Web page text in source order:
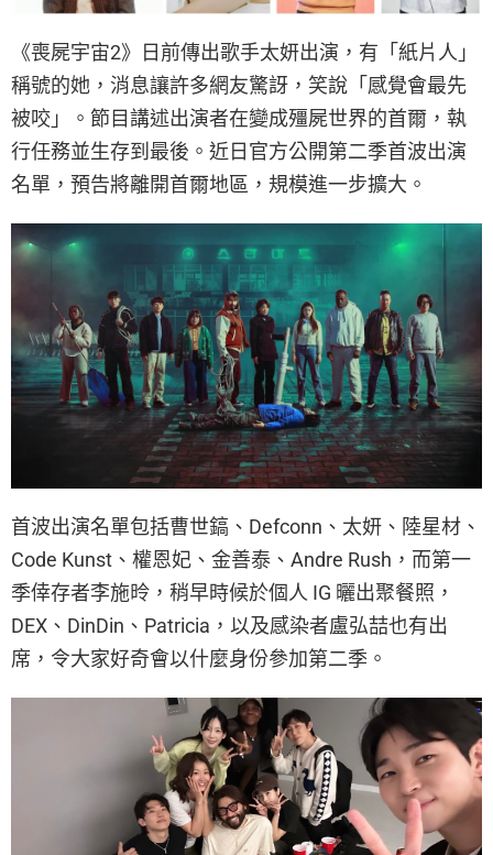
《喪屍宇宙2》日前傳出歌手太妍出演，有「紙片人」
稱號的她，消息讓許多網友驚訝，笑說「感覺會最先
被咬」。節目講述出演者在變成殭屍世界的首爾，執
行任務並生存到最後。近日官方公開第二季首波出演
名單，預告將離開首爾地區，規模進一步擴大。
首波出演名單包括曹世鎬、Defconn、太妍、陸星材、
Code Kunst、權恩妃、金善泰、Andre Rush，而第一
季倖存者李施昤，稍早時候於個人 IG 曬出聚餐照，
DEX、DinDin、Patricia，以及感染者盧弘喆也有出
席，令大家好奇會以什麼身份參加第二季。